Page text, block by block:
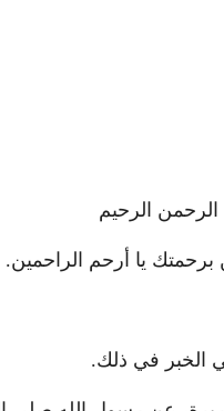
الرحمن الرحيم
برحمتك يا أرحم الراحمين.
الخبر في ذلك.